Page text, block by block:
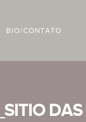
BIO/CONTATO